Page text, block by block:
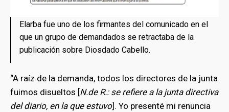
Elarba fue uno de los firmantes del comunicado en el
que un grupo de demandados se retractaba de la
publicación sobre Diosdado Cabello.
“A raíz de la demanda, todos los directores de la junta
fuimos disueltos [N.de R.: se refiere a la junta directiva
del diario, en la que estuvo]. Yo presenté mi renuncia